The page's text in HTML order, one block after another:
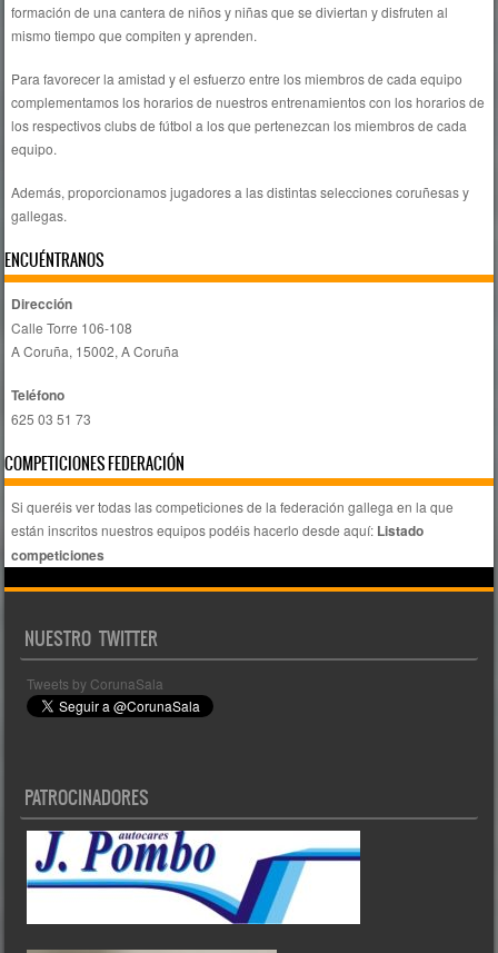
formación de una cantera de niños y niñas que se diviertan y disfruten al
mismo tiempo que compiten y aprenden.
Para favorecer la amistad y el esfuerzo entre los miembros de cada equipo
complementamos los horarios de nuestros entrenamientos con los horarios de
los respectivos clubs de fútbol a los que pertenezcan los miembros de cada
equipo.
Además, proporcionamos jugadores a las distintas selecciones coruñesas y
gallegas.
ENCUÉNTRANOS
Dirección
Calle Torre 106-108
A Coruña, 15002, A Coruña
Teléfono
625 03 51 73
COMPETICIONES FEDERACIÓN
Si queréis ver todas las competiciones de la federación gallega en la que
están inscritos nuestros equipos podéis hacerlo desde aquí: Listado
competiciones
NUESTRO TWITTER
Tweets by CorunaSala
PATROCINADORES